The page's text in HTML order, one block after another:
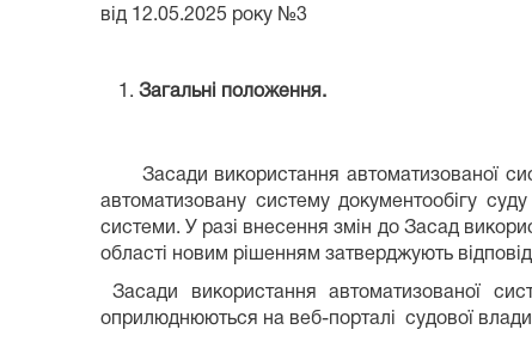
від 12.05.2025 року №3
Загальні положення.
Засади використання автоматизованої
автоматизовану систему документообігу
системи. У разі внесення змін до Засад
області новим рішенням затверджують
Засади використання автоматизованої
оприлюднюються на веб-порталі судової